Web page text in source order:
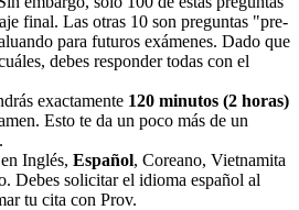
final. Las otras 10 son preguntas "pre-
para futuros exámenes. Dado que
debes responder todas con el
exactamente 120 minutos (2 horas)
Esto te da un poco más de un
Inglés, Español, Coreano, Vietnamita
Debes solicitar el idioma español al
tu cita con Prov.